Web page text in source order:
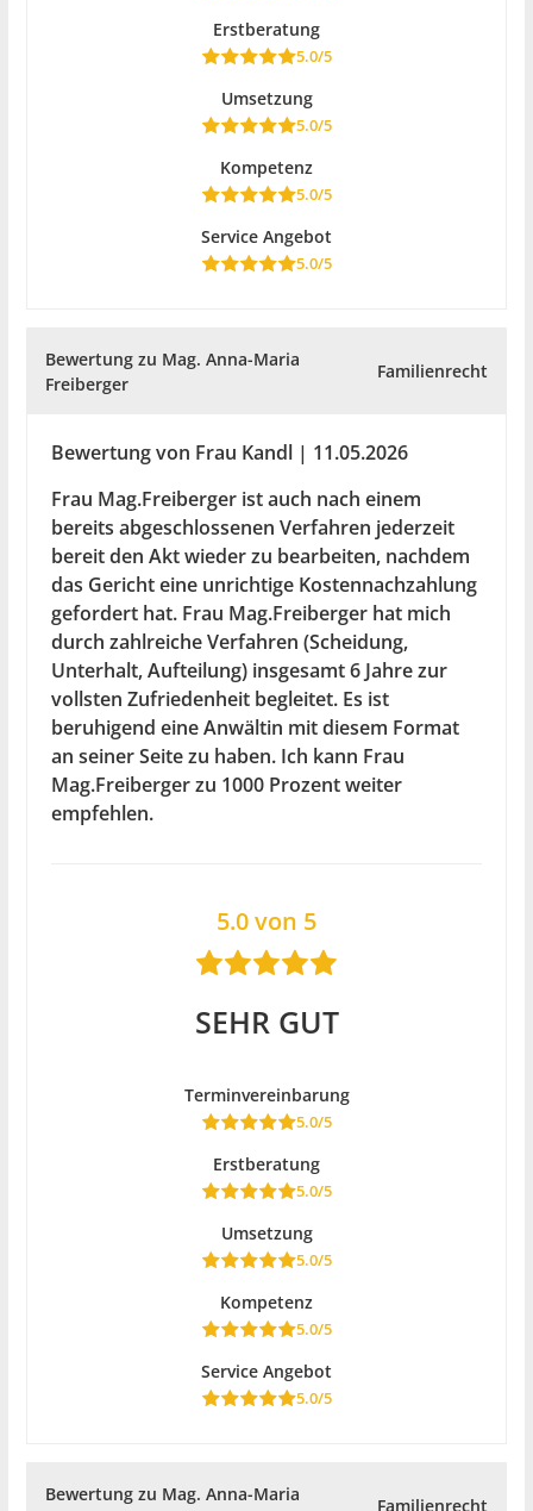
Erstberatung
5.0/5
Umsetzung
5.0/5
Kompetenz
5.0/5
Service Angebot
5.0/5
Bewertung zu Mag. Anna-Maria
Freiberger
Familienrecht
Bewertung von Frau Kandl | 11.05.2026
Frau Mag.Freiberger ist auch nach einem
bereits abgeschlossenen Verfahren jederzeit
bereit den Akt wieder zu bearbeiten, nachdem
das Gericht eine unrichtige Kostennachzahlung
gefordert hat. Frau Mag.Freiberger hat mich
durch zahlreiche Verfahren (Scheidung,
Unterhalt, Aufteilung) insgesamt 6 Jahre zur
vollsten Zufriedenheit begleitet. Es ist
beruhigend eine Anwältin mit diesem Format
an seiner Seite zu haben. Ich kann Frau
Mag.Freiberger zu 1000 Prozent weiter
empfehlen.
5.0 von 5
SEHR GUT
Terminvereinbarung
5.0/5
Erstberatung
5.0/5
Umsetzung
5.0/5
Kompetenz
5.0/5
Service Angebot
5.0/5
Bewertung zu Mag. Anna-Maria
Familienrecht